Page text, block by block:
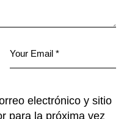
electrónico y sitio
para la próxima vez